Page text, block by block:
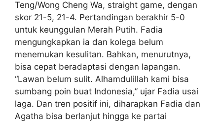
Teng/Wong Cheng Wa, straight game, dengan
skor 21-5, 21-4. Pertandingan berakhir 5-0
untuk keunggulan Merah Putih. Fadia
mengungkapkan ia dan kolega belum
menemukan kesulitan. Bahkan, menurutnya,
bisa cepat beradaptasi dengan lapangan.
“Lawan belum sulit. Alhamdulillah kami bisa
sumbang poin buat Indonesia,” ujar Fadia usai
laga. Dan tren positif ini, diharapkan Fadia dan
Agatha bisa berlanjut hingga ke partai